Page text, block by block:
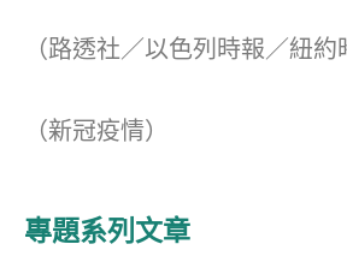
（路透社／以色列時報／紐約
（新冠疫情）
專題系列文章